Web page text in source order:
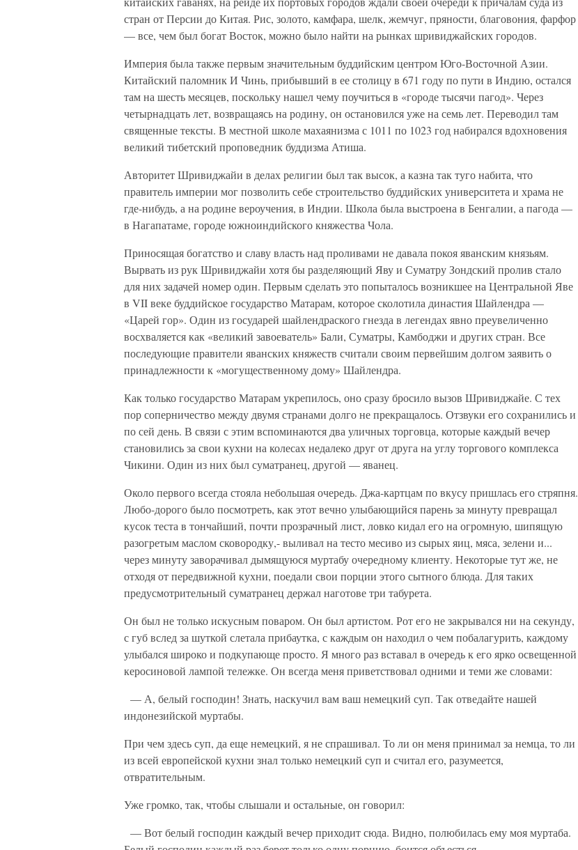
стран от Персии до Китая. Рис, золото, камфара, шелк, жемчуг, пряности, благовония, фарфор
— все, чем был богат Восток, можно было найти на рынках шривиджайских городов.
Империя была также первым значительным буддийским центром Юго-Восточной Азии.
Китайский паломник И Чинь, прибывший в ее столицу в 671 году по пути в Индию, остался
там на шесть месяцев, поскольку нашел чему поучиться в «городе тысячи пагод». Через
четырнадцать лет, возвращаясь на родину, он остановился уже на семь лет. Переводил там
священные тексты. В местной школе махаянизма с 1011 по 1023 год набирался вдохновения
великий тибетский проповедник буддизма Атиша.
Авторитет Шривиджайи в делах религии был так высок, а казна так туго набита, что
правитель империи мог позволить себе строительство буддийских университета и храма не
где-нибудь, а на родине вероучения, в Индии. Школа была выстроена в Бенгалии, а пагода —
в Нагапатаме, городе южноиндийского княжества Чола.
Приносящая богатство и славу власть над проливами не давала покоя яванским князьям.
Вырвать из рук Шривиджайи хотя бы разделяющий Яву и Суматру Зондский пролив стало
для них задачей номер один. Первым сделать это попыталось возникшее на Центральной Яве
в VII веке буддийское государство Матарам, которое сколотила династия Шайлендра —
«Царей гор». Один из государей шайлендраского гнезда в легендах явно преувеличенно
восхваляется как «великий завоеватель» Бали, Суматры, Камбоджи и других стран. Все
последующие правители яванских княжеств считали своим первейшим долгом заявить о
принадлежности к «могущественному дому» Шайлендра.
Как только государство Матарам укрепилось, оно сразу бросило вызов Шривиджайе. С тех
пор соперничество между двумя странами долго не прекращалось. Отзвуки его сохранились и
по сей день. В связи с этим вспоминаются два уличных торговца, которые каждый вечер
становились за свои кухни на колесах недалеко друг от друга на углу торгового комплекса
Чикини. Один из них был суматранец, другой — яванец.
Около первого всегда стояла небольшая очередь. Джа-картцам по вкусу пришлась его стряпня.
Любо-дорого было посмотреть, как этот вечно улыбающийся парень за минуту превращал
кусок теста в тончайший, почти прозрачный лист, ловко кидал его на огромную, шипящую
разогретым маслом сковородку,- выливал на тесто месиво из сырых яиц, мяса, зелени и...
через минуту заворачивал дымящуюся муртабу очередному клиенту. Некоторые тут же, не
отходя от передвижной кухни, поедали свои порции этого сытного блюда. Для таких
предусмотрительный суматранец держал наготове три табурета.
Он был не только искусным поваром. Он был артистом. Рот его не закрывался ни на секунду,
с губ вслед за шуткой слетала прибаутка, с каждым он находил о чем побалагурить, каждому
улыбался широко и подкупающе просто. Я много раз вставал в очередь к его ярко освещенной
керосиновой лампой тележке. Он всегда меня приветствовал одними и теми же словами:
— А, белый господин! Знать, наскучил вам ваш немецкий суп. Так отведайте нашей
индонезийской муртабы.
При чем здесь суп, да еще немецкий, я не спрашивал. То ли он меня принимал за немца, то ли
из всей европейской кухни знал только немецкий суп и считал его, разумеется,
отвратительным.
Уже громко, так, чтобы слышали и остальные, он говорил:
— Вот белый господин каждый вечер приходит сюда. Видно, полюбилась ему моя муртаба.